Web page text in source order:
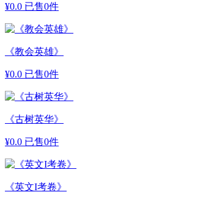
¥0.0 已售0件
《教会英雄》
¥0.0 已售0件
《古树英华》
¥0.0 已售0件
《英文I考卷》